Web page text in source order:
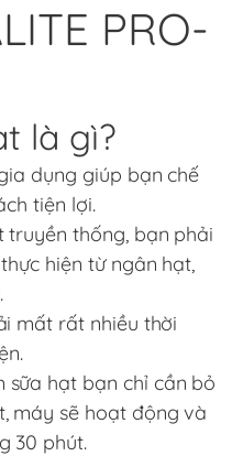
PRO-
là gì?
dụng giúp bạn chế
tiện lợi.
truyền thống, bạn phải
hiện từ ngân hạt,
mất rất nhiều thời
sữa hạt bạn chỉ cần bỏ
máy sẽ hoạt động và
30 phút.